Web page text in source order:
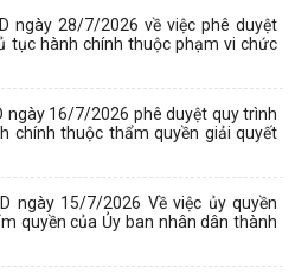
ngày 28/7/2026 về việc phê duyệt
tục hành chính thuộc phạm vi chức
ngày 16/7/2026 phê duyệt quy trình
chính thuộc thẩm quyền giải quyết
ngày 15/7/2026 Về việc ủy quyền
quyền của Ủy ban nhân dân thành